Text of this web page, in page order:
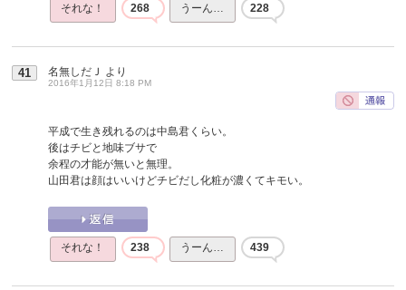
それな！ 268 うーん… 228
41 名無しだＪ より
2016年1月12日 8:18 PM
平成で生き残れるのは中島君くらい。
後はチビと地味ブサで
余程の才能が無いと無理。
山田君は顔はいいけどチビだし化粧が濃くてキモい。
それな！ 238 うーん… 439